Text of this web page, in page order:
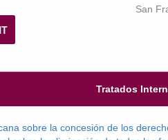
San
Tratados
sobre la concesión de los